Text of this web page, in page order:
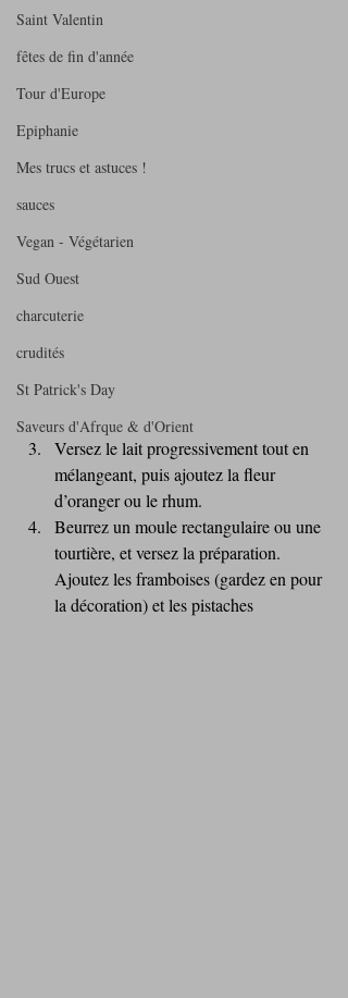
Saint Valentin
fêtes de fin d'année
Tour d'Europe
Epiphanie
Mes trucs et astuces !
sauces
Vegan - Végétarien
Sud Ouest
charcuterie
crudités
St Patrick's Day
Saveurs d'Afrque & d'Orient
Versez le lait progressivement tout en
mélangeant, puis ajoutez la fleur
d’oranger ou le rhum.
Beurrez un moule rectangulaire ou une
tourtière, et versez la préparation.
Ajoutez les framboises (gardez en pour
la décoration) et les pistaches